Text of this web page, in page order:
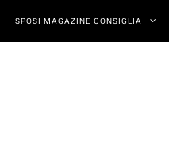
SPOSI MAGAZINE CONSIGLIA